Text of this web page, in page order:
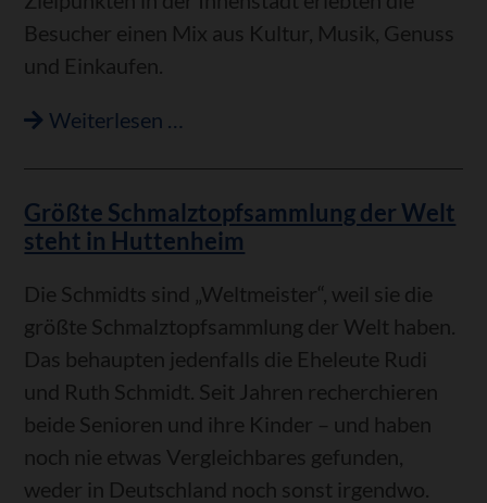
Besucher einen Mix aus Kultur, Musik, Genuss
und Einkaufen.
Weiterlesen …
bei
der
Philippsburger
Kunst-
und
Museumsnacht
am
31.
Oktober
Größte Schmalztopfsammlung der Welt
steht in Huttenheim
Die Schmidts sind „Weltmeister“, weil sie die
größte Schmalztopfsammlung der Welt haben.
Das behaupten jedenfalls die Eheleute Rudi
und Ruth Schmidt. Seit Jahren recherchieren
beide Senioren und ihre Kinder – und haben
noch nie etwas Vergleichbares gefunden,
weder in Deutschland noch sonst irgendwo.